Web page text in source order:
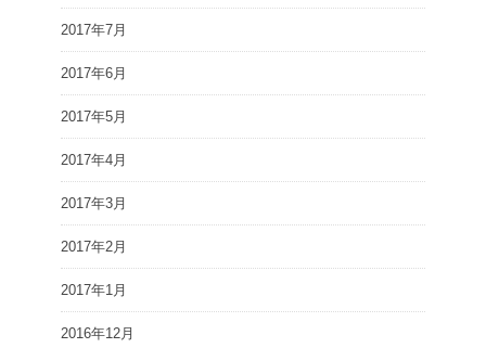
2017年7月
2017年6月
2017年5月
2017年4月
2017年3月
2017年2月
2017年1月
2016年12月